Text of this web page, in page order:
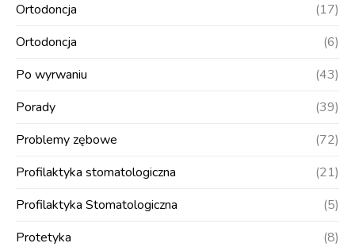
Ortodoncja
(17)
Ortodoncja
(6)
Po wyrwaniu
(43)
Porady
(39)
Problemy zębowe
(72)
Profilaktyka stomatologiczna
(21)
Profilaktyka Stomatologiczna
(5)
Protetyka
(8)